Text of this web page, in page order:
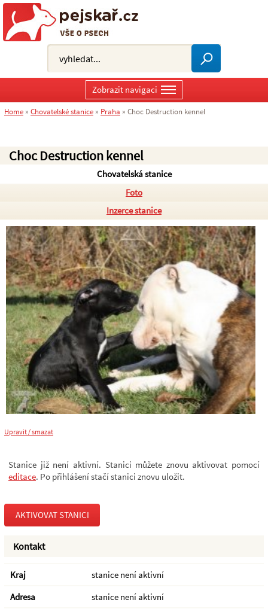
Choc Destruction kennel
Chovatelská stanice
Foto
Inzerce stanice
Upravit / smazat
Stanice již není aktivní. Stanici můžete znovu aktivovat pomocí
editace. Po přihlášení stačí stanici znovu uložit.
AKTIVOVAT STANICI
Kontakt
Kraj
stanice není aktivní
Adresa
stanice není aktivní
Zobrazit navigaci
Home » Chovatelské stanice » Praha » Choc Destruction kennel